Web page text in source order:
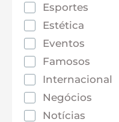
Esportes
Estética
Eventos
Famosos
Internacional
Negócios
Notícias